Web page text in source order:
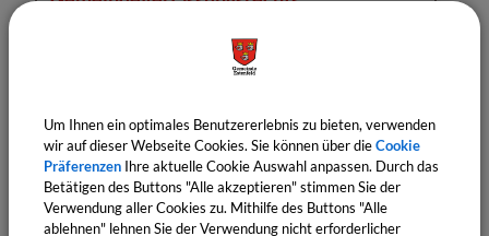
Amtliche Bekanntmachung
Amtliche Bekanntmachung
Haushaltssatzung 2026 - Zweckverband
Interkommunale Zusammenarbeit
Mainfranken
Um Ihnen ein optimales Benutzererlebnis zu bieten, verwenden
wir auf dieser Webseite Cookies. Sie können über dieCookie
Präferenzen Ihre aktuelle Cookie Auswahl anpassen. Durch das
Betätigen des Buttons "Alle akzeptieren" stimmen Sie der
Verwendung aller Cookies zu. Mithilfe des Buttons "Alle
ablehnen" lehnen Sie der Verwendung nicht erforderlicher